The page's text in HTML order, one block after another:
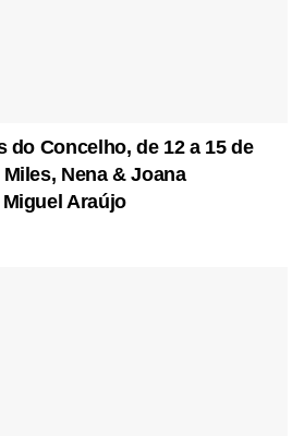
do Concelho, de 12 a 15 de
Nena & Joana
Araújo